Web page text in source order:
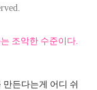
조악한 수준이다.
든다는게 어디 쉬